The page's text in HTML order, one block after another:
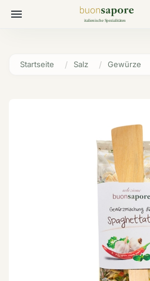
menu
Startseite Salz Gewürze